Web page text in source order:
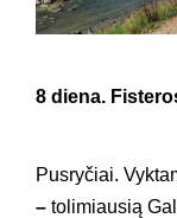
8 diena.
Pusryčiai.
– tolimiausią